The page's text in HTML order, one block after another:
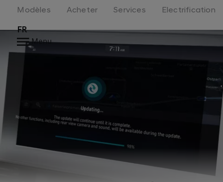
Modèles Acheter Services Electrification
FR
Menu